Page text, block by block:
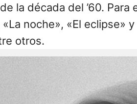
la década del ’60.
noche», «El
otros.